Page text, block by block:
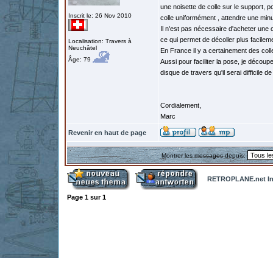
Inscrit le: 26 Nov 2010
Localisation: Travers à
Neuchâtel
Âge: 79
une noisette de colle sur le support,
colle uniformément , attendre une
Il n'est pas nécessaire d'acheter une
ce qui permet de décoller plus
En France il y a certainement des
Aussi pour faciliter la pose, je
disque de travers qu'il serai difficile
Cordialement,
Marc
Revenir en haut de page
Montrer les messages depuis:
RETROPLANE.net
Page 1 sur1